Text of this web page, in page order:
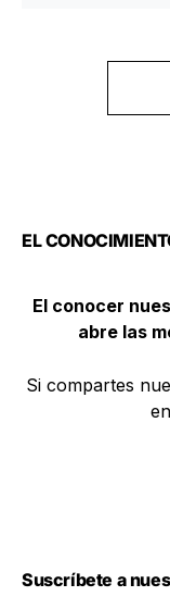
EL
El conocer
abre las
Si compartes
Suscríbete a